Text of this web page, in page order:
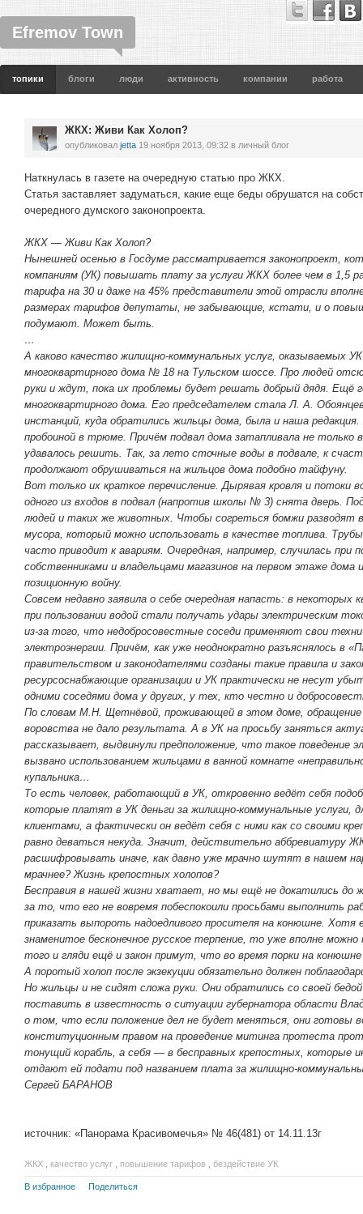
Efremov Town
топики блоги люди активность компании работа
ЖКХ: Живи Как Холоп?
опубликовал jetta 19 ноября 2013, 09:32 в личный блог
Наткнулась в газете на очередную статью про ЖКХ.
Статья заставляет задуматься, какие еще беды обрушатся на
очередного думского законопроекта.
ЖКХ — Живи Как Холоп?
Нынешней осенью в Госдуме рассматривается законопроект,
компаниям (УК) повышать плату за услуги ЖКХ более чем в 1,5
тарифа на 30 и даже на 45% представители этой отрасли
размерах тарифов депутаты, не забывающие, кстати, и о
подумают. Может быть.
…
А каково качество жилищно-коммунальных услуг, оказываемых
многоквартирного дома № 18 на Тульском шоссе. Про людей
руки и ждут, пока их проблемы будет решать добрый дядя. Ещё
многоквартирного дома. Его председателем стала Л. А.
инстанций, куда обратились жильцы дома, была и наша
пробоиной в трюме. Причём подвал дома затапливала не только
удавалось решить. Так, за лето сточные воды в подвале, к
продолжают обрушиваться на жильцов дома подобно тайфуну.
Вот только их краткое перечисление. Дырявая кровля и потоки
одного из входов в подвал (напротив школы № 3) снята дверь.
людей и таких же животных. Чтобы согреться бомжи разводят
мусора, который можно использовать в качестве топлива.
часто приводит к авариям. Очередная, например, случилась при
собственниками и владельцами магазинов на первом этаже
позиционную войну.
Совсем недавно заявила о себе очередная напасть: в
при пользовании водой стали получать удары электрическим
из-за того, что недобросовестные соседи применяют свои
электроэнергии. Причём, как уже неоднократно разъяснялось в
правительством и законодателями созданы такие правила и
ресурсоснабжающие организации и УК практически не несут
одними соседями дома у других, у тех, кто честно и
По словам М.Н. Щетнёвой, проживающей в этом доме,
воровства не дало результата. А в УК на просьбу заняться
рассказывает, выдвинули предположение, что такое поведение
вызвано использованием жильцами в ванной комнате
купальника…
То есть человек, работающий в УК, откровенно ведёт себя
которые платят в УК деньги за жилищно-коммунальные услуги,
клиентами, а фактически он ведёт себя с ними как со своими
равно деваться некуда. Значит, действительно аббревиатуру
расшифровывать иначе, как давно уже мрачно шутят в нашем
мрачнее? Жизнь крепостных холопов?
Бесправия в нашей жизни хватает, но мы ещё не докатились до
за то, что его не вовремя побеспокоили просьбами выполнить
приказать выпороть надоедливого просителя на конюшне. Хотя
знаменитое бесконечное русское терпение, то уже вполне
того и гляди ещё и закон примут, что во время порки на
А поротый холоп после экзекуции обязательно должен
Но жильцы и не сидят сложа руки. Они обратились со своей
поставить в известность о ситуации губернатора области
о том, что если положение дел не будет меняться, они готовы
конституционным правом на проведение митинга протеста
тонущий корабль, а себя — в бесправных крепостных, которые
отдают ей подати под названием плата за жилищно-
Сергей БАРАНОВ
источник: «Панорама Красивомечья» № 46(481) от 14.11.13г
ЖКХ качество услуг повышение тарифов бездействие УК
В избранное Поделиться